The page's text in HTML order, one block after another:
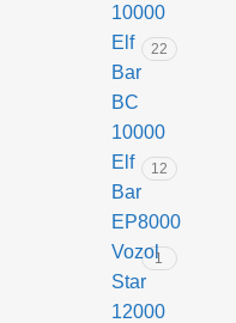
10000
Elf
Bar
BC
10000
22
Elf
Bar
EP8000
12
Vozol
Star
12000
1